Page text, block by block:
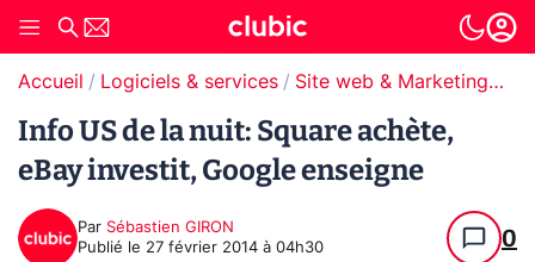
Accueil Logiciels & services Site web & Marketing Digital
Info US de la nuit: Square achète,
eBay investit, Google enseigne
Par Sébastien GIRON
Publié le 27 février 2014 à 04h30 0